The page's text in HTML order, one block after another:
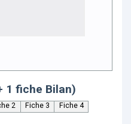
1 fiche Bilan)
2 Fiche 3
Fiche 4